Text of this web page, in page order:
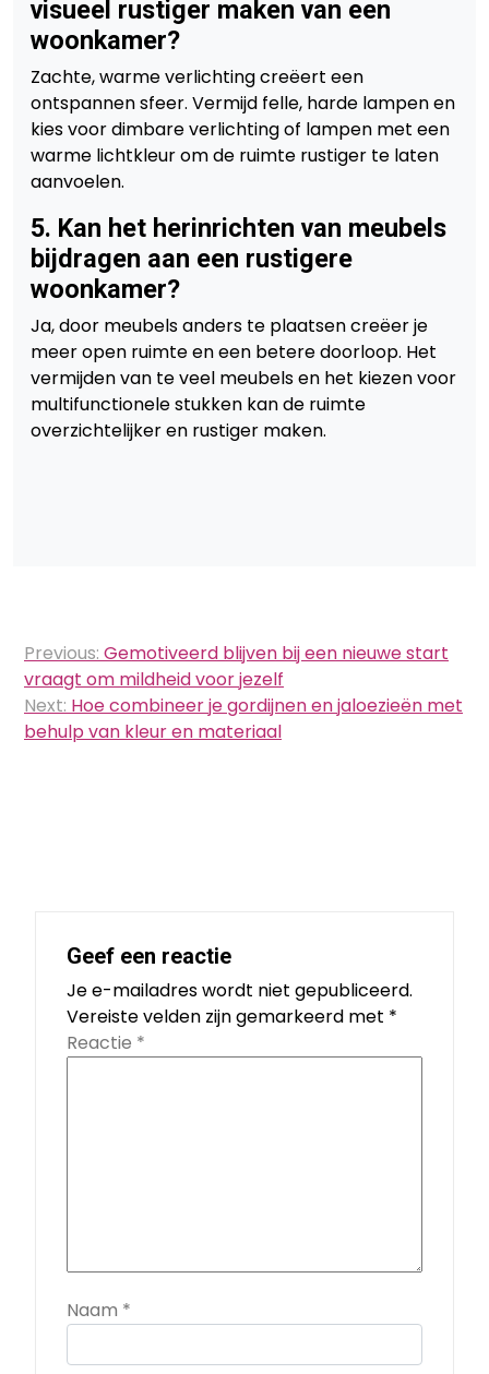
visueel rustiger maken van een
woonkamer?
Zachte, warme verlichting creëert een
ontspannen sfeer. Vermijd felle, harde lampen en
kies voor dimbare verlichting of lampen met een
warme lichtkleur om de ruimte rustiger te laten
aanvoelen.
5. Kan het herinrichten van meubels
bijdragen aan een rustigere
woonkamer?
Ja, door meubels anders te plaatsen creëer je
meer open ruimte en een betere doorloop. Het
vermijden van te veel meubels en het kiezen voor
multifunctionele stukken kan de ruimte
overzichtelijker en rustiger maken.
Bericht
navigatie
Previous: Gemotiveerd blijven bij een nieuwe start
vraagt om mildheid voor jezelf
Next: Hoe combineer je gordijnen en jaloezieën met
behulp van kleur en materiaal
Geef een reactie
Je e-mailadres wordt niet gepubliceerd.
Vereiste velden zijn gemarkeerd met *
Reactie *
Naam *